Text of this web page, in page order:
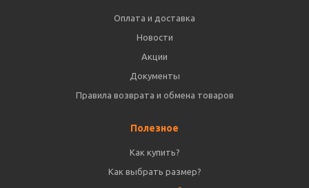
Оплата и доставка
Новости
Акции
Документы
Правила возврата и обмена товаров
Полезное
Как купить?
Как выбрать размер?